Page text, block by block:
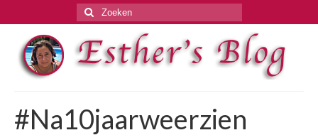
Zoeken
naar:
#Na10jaarweerzien